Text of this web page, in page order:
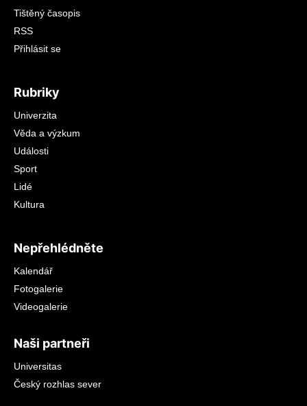
Tištěný časopis
RSS
Přihlásit se
Rubriky
Univerzita
Věda a výzkum
Události
Sport
Lidé
Kultura
Nepřehlédněte
Kalendář
Fotogalerie
Videogalerie
Naši partneři
Universitas
Český rozhlas sever